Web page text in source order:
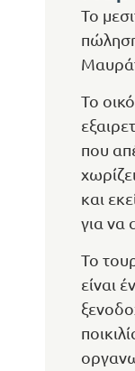
Το
Το
που
και
για να
Το
είναι